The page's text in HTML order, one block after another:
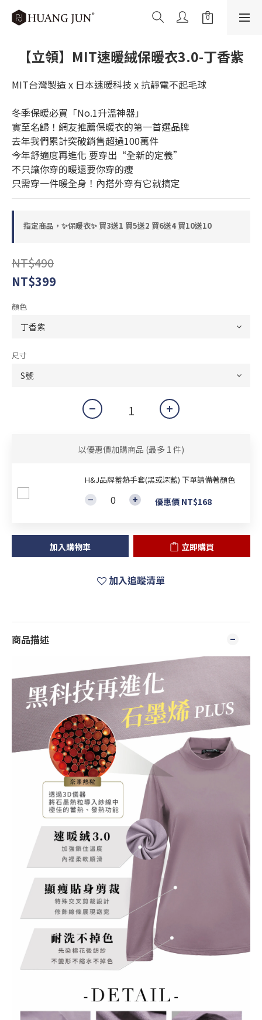
【立領】MIT速暖絨保暖衣3.0-丁香紫
MIT台灣製造 x 日本速暖科技 x 抗靜電不起毛球
冬季保暖必買「No.1升溫神器」
實至名歸！網友推薦保暖衣的第一首選品牌
去年我們累計突破銷售超過100萬件
今年舒適度再進化 要穿出“全新的定義”
不只讓你穿的暖還要你穿的瘦
只需穿一件暖全身！內搭外穿有它就搞定
指定商品，✨保暖衣✨ 買3送1 買5送2 買6送4 買10送10
NT$490
NT$399
顏色
尺寸
以優惠價加購商品 (最多 1 件)
H&J品牌蓄熱手套(黑或深藍) 下單請備著顏色
優惠價 NT$168
加入購物車 立即購買
加入追蹤清單
商品描述